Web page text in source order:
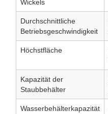
Wickels
Durchschnittliche
Betriebsgeschwindigkeit
Höchstfläche
Kapazität der
Staubbehälter
Wasserbehälterkapazität